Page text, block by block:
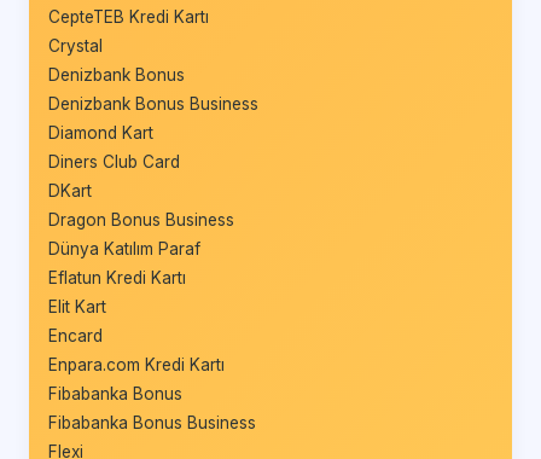
CepteTEB Kredi Kartı
Crystal
Denizbank Bonus
Denizbank Bonus Business
Diamond Kart
Diners Club Card
DKart
Dragon Bonus Business
Dünya Katılım Paraf
Eflatun Kredi Kartı
Elit Kart
Encard
Enpara.com Kredi Kartı
Fibabanka Bonus
Fibabanka Bonus Business
Flexi